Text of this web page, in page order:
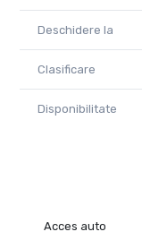
Deschidere la
Clasificare
Disponibilitate
Acces auto